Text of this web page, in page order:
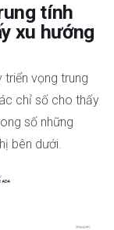
tính
xu hướng
vọng trung
chỉ số cho thấy
số những
bên dưới.